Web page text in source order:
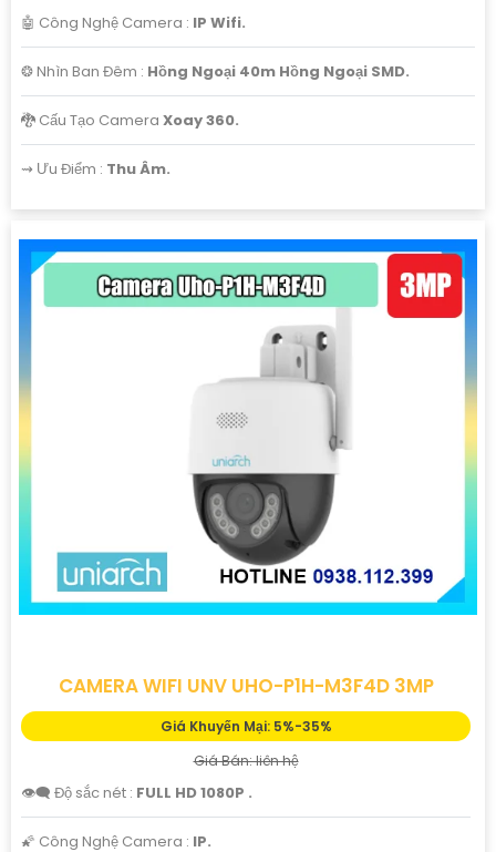
🤖️ Công Nghệ Camera : IP Wifi.
❂ Nhìn Ban Đêm : Hồng Ngoại 40m Hồng Ngoại SMD.
🐉️ Cấu Tạo Camera Xoay 360.
️⇝ Ưu Điểm : Thu Âm.
CAMERA WIFI UNV UHO-P1H-M3F4D 3MP
Giá Khuyến Mại: 5%-35%
Giá Bán: liên hệ
👁️‍🗨 Độ sắc nét : FULL HD 1080P .
🌠 Công Nghệ Camera : IP.